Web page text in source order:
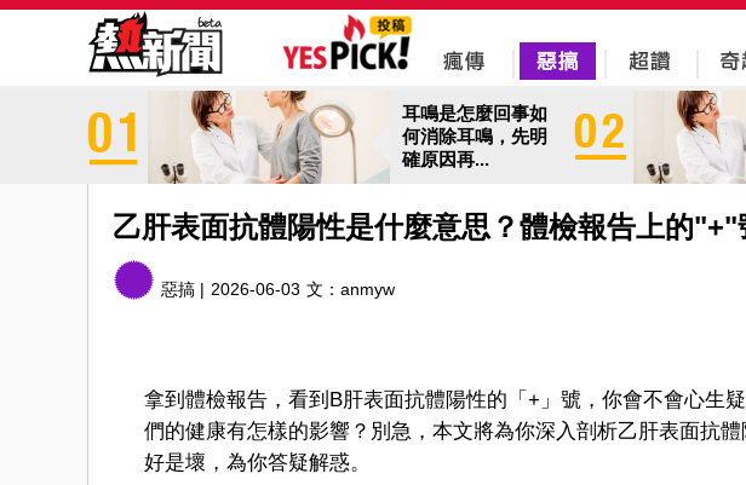
耳鳴是怎麼回事如
何消除耳鳴，先明
確原因再...
乙肝表面抗體陽性是什麼意思？體檢報告上的
惡搞 | 2026-06-03 文： anmyw
拿到體檢報告，看到B肝表面抗體陽性的「+」號，你會不會心生
們的健康有怎樣的影響？別急，本文將為你深入剖析乙肝表面抗
好是壞，為你答疑解惑。